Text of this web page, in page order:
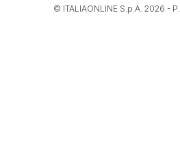
© ITALIAONLINE S.p.A. 2026 -